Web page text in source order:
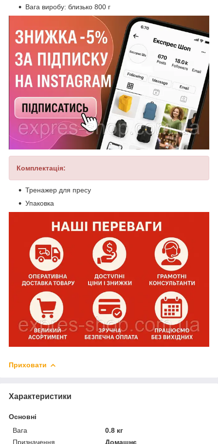
Вага виробу: близько 800 г
Комплектація:
Тренажер для пресу
Упаковка
Приховати
Характеристики
Основні
Вага
0.8 кг
Призначення
Домашнє